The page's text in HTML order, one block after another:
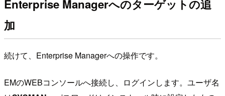
Enterprise Managerへのターゲットの追
加
続けて、Enterprise Managerへの操作です。
EMのWEBコンソールへ接続し、ログインします。ユーザ名